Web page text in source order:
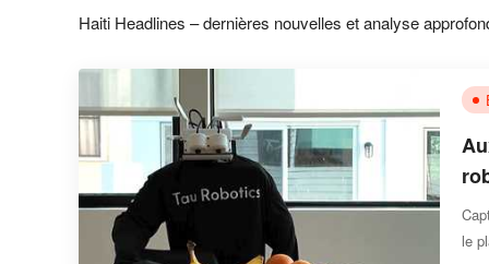
Haiti Headlines – dernières nouvelles et analyse
le